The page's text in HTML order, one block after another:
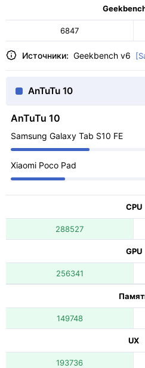
6847
Источники: Geekbench v6
AnTuTu 10
AnTuTu 10
Samsung Galaxy Tab S10 FE
Xiaomi Poco Pad
CPU
288527
GPU
256341
149748
UX
193736